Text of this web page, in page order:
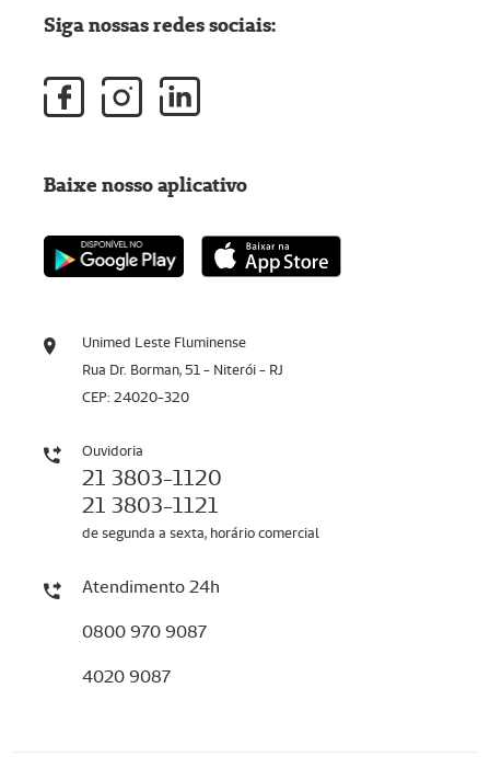
Unimed Leste Fluminense
Rua Dr. Borman, 51 - Niterói - RJ
CEP: 24020-320
Ouvidoria
21 3803-1120
21 3803-1121
de segunda a sexta, horário comercial
Atendimento 24h
0800 970 9087
4020 9087
Siga nossas redes sociais:
Baixe nosso aplicativo